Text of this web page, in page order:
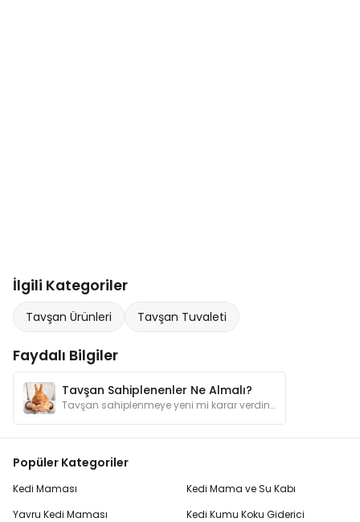
İlgili Kategoriler
Tavşan Ürünleri Tavşan Tuvaleti
Faydalı Bilgiler
Tavşan Sahiplenenler Ne Almalı?
Tavşan sahiplenmeye yeni mi karar verdiniz? Bu rehber, tavşanınızın ihtiyaç duyacağı ekipmanlar, beslenme ve sağlık ürünleri hakkında bilgiler sunar.
Popüler Kategoriler
Kedi Maması
Yavru Kedi Maması
Kedi Mama ve Su Kabı
Kedi Kumu Koku Giderici